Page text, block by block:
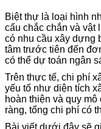
Biệt thự là loại hình
cấu chắc chắn và vật
có nhu cầu xây dựng
tâm trước tiên đến
có thể dự toán ngân
Trên thực tế, chi phí
yếu tố như diện tích
hoàn thiện và quy
ràng, tổng chi phí có